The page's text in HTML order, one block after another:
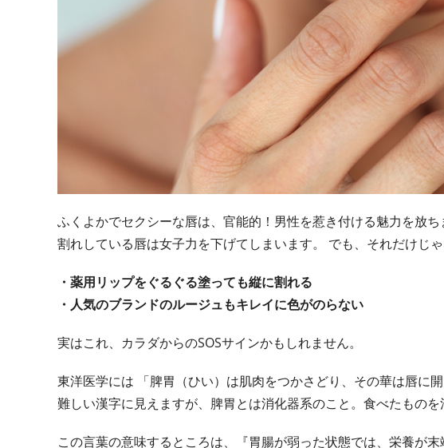
ふくよかでセクシーな唇は、官能的！男性を惹き付ける魅力を放
割れしている唇は女子力を下げてしまいます。 でも、それだけじゃ
・薬用リップをぐるぐる塗っても縦に割れる
・人気のブランドのルージュもキレイに色がのらない
実はこれ、カラダからのSOSサインかもしれません。
東洋医学には 「脾胃（ひい）は肌肉をつかさどり、その華は唇に
難しい漢字に見えますが、脾胃とは消化器系のこと。食べたもの
この言葉の意味するところは、『胃腸が弱った状態では、栄養が